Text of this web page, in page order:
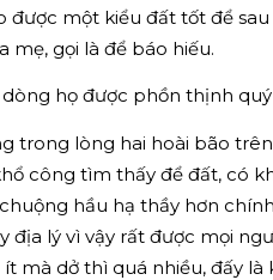
được một kiểu đất tốt để
mẹ, gọi là để báo hiếu.
họ được phồn thịnh quý
trong lòng hai hoài bão
công tìm thấy để đất, có
hầu hạ thầy hơn
địa lý vì vậy rất được mọi
mà dở thì quá nhiều, đấy